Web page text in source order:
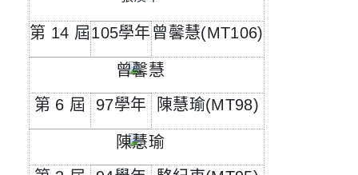
第 14 屆105學年 曾馨慧(MT106)
第 6 屆 97學年 陳慧瑜(MT98)